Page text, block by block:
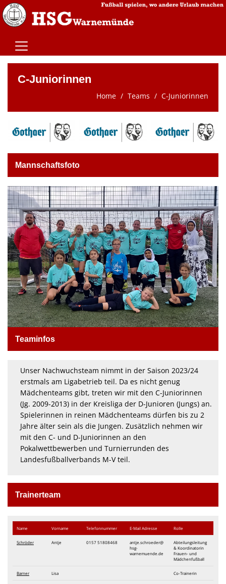
Home
Teams
Spielstätten
Wir über uns
Mitgliedschaft
Sponsoren
Vereinsnews
Spielplan
C-Juniorinnen
Home Teams C-Juniorinnen
Mannschaftsfoto
Teaminfos
Unser Nachwuchsteam nimmt in der Saison 2023/24
erstmals am Ligabetrieb teil. Da es nicht genug
Mädchenteams gibt, treten wir mit den C-Juniorinnen
(Jg. 2009-2013) in der Kreisliga der D-Junioren (Jungs) an.
Spielerinnen in reinen Mädchenteams dürfen bis zu 2
Jahre älter sein als die Jungen. Zusätzlich nehmen wir
mit den C- und D-Juniorinnen an den
Pokalwettbewerben und Turnierrunden des
Landesfußballverbands M-V teil.
Trainerteam
Name Vorname Telefon​nummer E-Mail Adresse Rolle
Schröder Antje 0157 51808468
antje.schroeder@
hsg-
warnemuende.de
Abteilungsleitung
& Koordinatorin
Frauen- und
Mädchenfußball
Barner Lisa Co-Trainerin